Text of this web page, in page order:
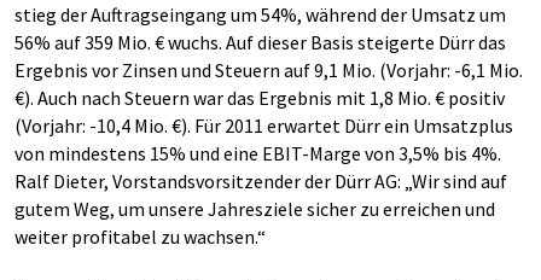
stieg der Auftragseingang um 54%, während der Umsatz um
56% auf 359 Mio. € wuchs. Auf dieser Basis steigerte Dürr das
Ergebnis vor Zinsen und Steuern auf 9,1 Mio. (Vorjahr: -6,1 Mio.
€). Auch nach Steuern war das Ergebnis mit 1,8 Mio. € positiv
(Vorjahr: -10,4 Mio. €). Für 2011 erwartet Dürr ein Umsatzplus
von mindestens 15% und eine EBIT-Marge von 3,5% bis 4%.
Ralf Dieter, Vorstandsvorsitzender der Dürr AG: „Wir sind auf
gutem Weg, um unsere Jahresziele sicher zu erreichen und
weiter profitabel zu wachsen.“